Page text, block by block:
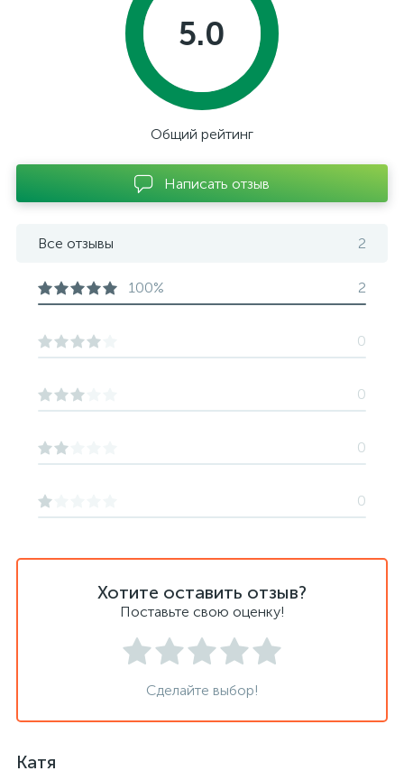
Хотите оставить отзыв?
Поставьте свою оценку!
Сделайте выбор!
Катя
5.0
Общий рейтинг
Написать отзыв
Все отзывы 2
100% 2
0
0
0
0